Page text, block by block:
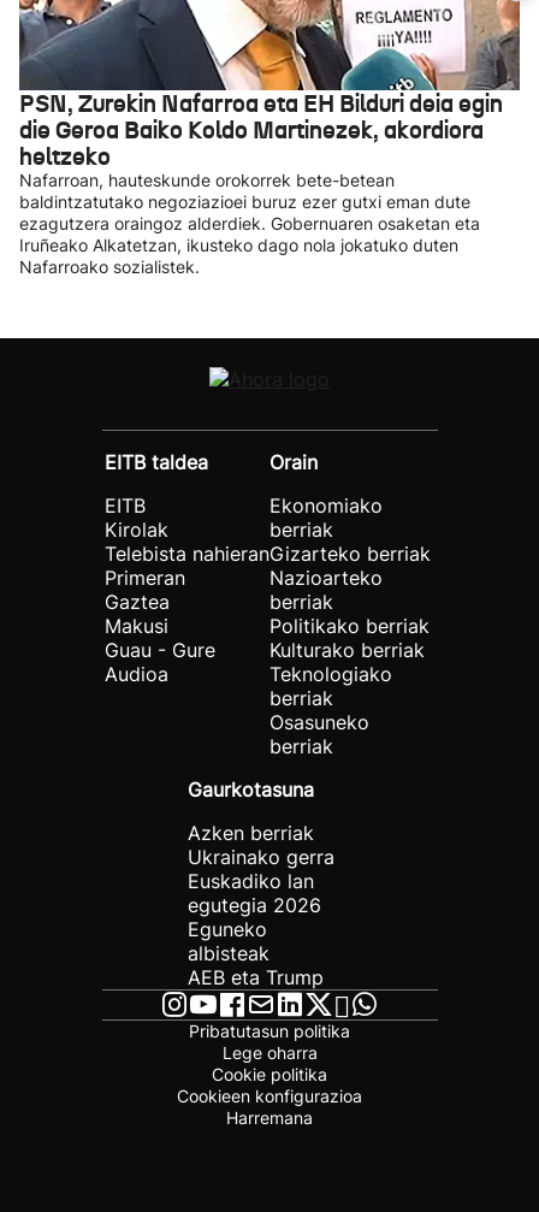
PSN, Zurekin Nafarroa eta EH Bilduri deia egin
die Geroa Baiko Koldo Martinezek, akordiora
heltzeko
Nafarroan, hauteskunde orokorrek bete-betean
baldintzatutako negoziazioei buruz ezer gutxi eman dute
ezagutzera oraingoz alderdiek. Gobernuaren osaketan eta
Iruñeako Alkatetzan, ikusteko dago nola jokatuko duten
Nafarroako sozialistek.
EITB taldea
EITB
Kirolak
Telebista nahieran
Primeran
Gaztea
Makusi
Guau - Gure
Audioa
Orain
Ekonomiako
berriak
Gizarteko berriak
Nazioarteko
berriak
Politikako berriak
Kulturako berriak
Teknologiako
berriak
Osasuneko
berriak
Gaurkotasuna
Azken berriak
Ukrainako gerra
Euskadiko lan
egutegia 2026
Eguneko
albisteak
AEB eta Trump
Pribatutasun politika
Lege oharra
Cookie politika
Cookieen konfigurazioa
Harremana